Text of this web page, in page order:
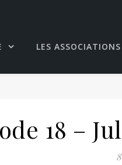
LES ASSOCIATIONS
18 –